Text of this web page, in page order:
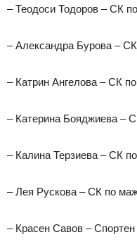
– Теодоси Тодоров – СК
– Александра Бурова –
– Катрин Ангелова – СК
– Катерина Бояджиева –
– Калина Терзиева – СК
– Лея Рускова – СК по
– Красен Савов – Спортен